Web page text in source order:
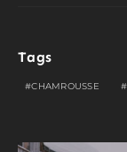
Tags
CHAMROUSSE